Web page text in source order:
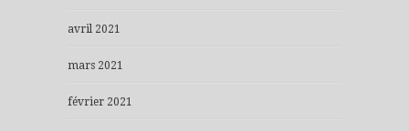
avril 2021
mars 2021
février 2021